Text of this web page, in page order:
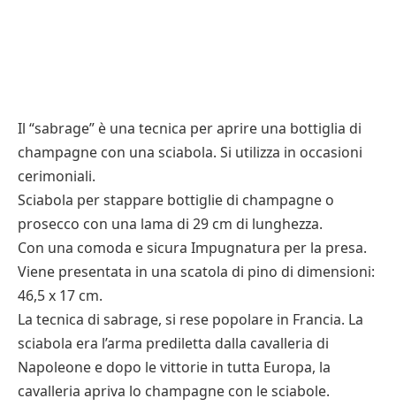
Il “sabrage” è una tecnica per aprire una bottiglia di
champagne con una sciabola. Si utilizza in occasioni
cerimoniali.
Sciabola per stappare bottiglie di champagne o
prosecco con una lama di 29 cm di lunghezza.
Con una comoda e sicura Impugnatura per la presa.
Viene presentata in una scatola di pino di dimensioni:
46,5 x 17 cm.
La tecnica di sabrage, si rese popolare in Francia. La
sciabola era l’arma prediletta dalla cavalleria di
Napoleone e dopo le vittorie in tutta Europa, la
cavalleria apriva lo champagne con le sciabole.